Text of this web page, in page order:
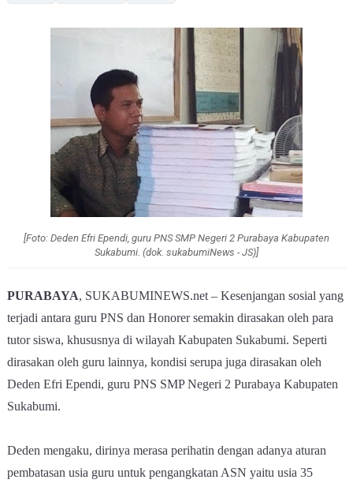
A+
[Foto: Deden Efri Ependi, guru PNS SMP Negeri 2 Purabaya Kabupaten
Sukabumi. (dok. sukabumiNews - JS)]
PURABAYA, SUKABUMINEWS.net – Kesenjangan sosial yang
terjadi antara guru PNS dan Honorer semakin dirasakan oleh para
tutor siswa, khususnya di wilayah Kabupaten Sukabumi. Seperti
dirasakan oleh guru lainnya, kondisi serupa juga dirasakan oleh
Deden Efri Ependi, guru PNS SMP Negeri 2 Purabaya Kabupaten
Sukabumi.
Deden mengaku, dirinya merasa perihatin dengan adanya aturan
pembatasan usia guru untuk pengangkatan ASN yaitu usia 35